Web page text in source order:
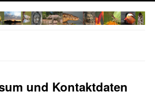
und Kontaktdaten